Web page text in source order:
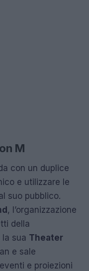
M
con un duplice
e utilizzare le
suo pubblico.
, l’organizzazione
della
sua Theater
e sale
e proiezioni